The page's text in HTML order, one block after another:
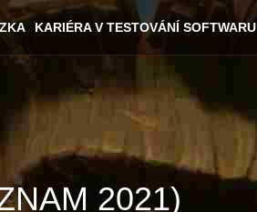
KARIÉRA V TESTOVÁNÍ SOFTWARU
2021)